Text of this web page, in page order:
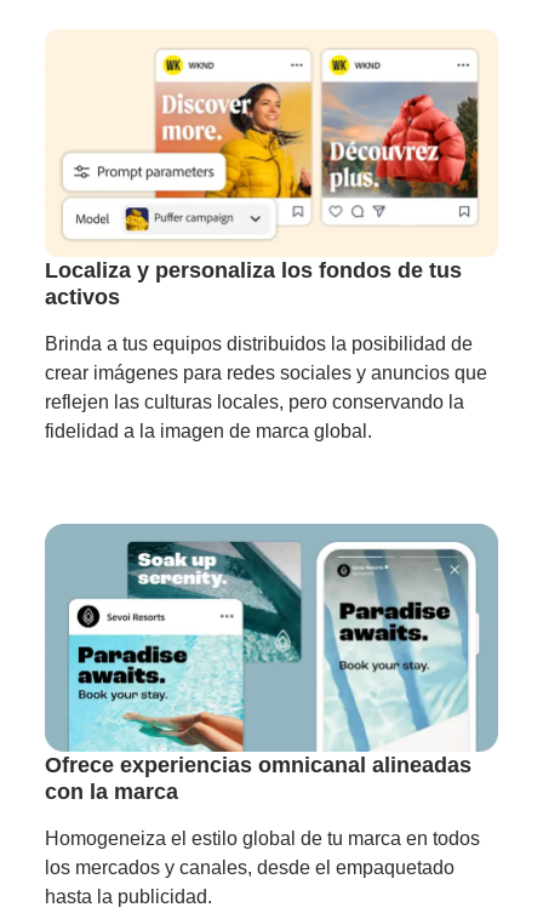
Localiza y personaliza los fondos de tus
activos
Brinda a tus equipos distribuidos la posibilidad de
crear imágenes para redes sociales y anuncios que
reflejen las culturas locales, pero conservando la
fidelidad a la imagen de marca global.
Ofrece experiencias omnicanal alineadas
con la marca
Homogeneiza el estilo global de tu marca en todos
los mercados y canales, desde el empaquetado
hasta la publicidad.